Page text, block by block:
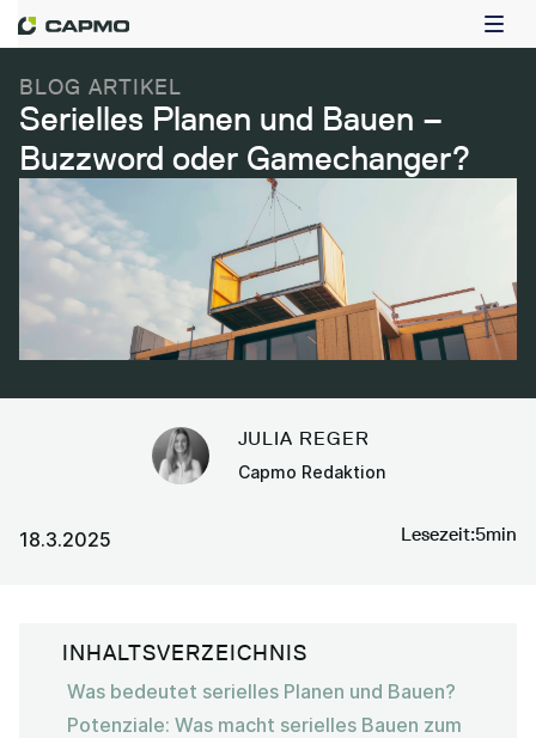
BLOG ARTIKEL
Serielles Planen und Bauen –
Buzzword oder Gamechanger?
JULIA REGER
Capmo Redaktion
18.3.2025 Lesezeit:5min
INHALTSVERZEICHNIS
Was bedeutet serielles Planen und Bauen?
Potenziale: Was macht serielles Bauen zum